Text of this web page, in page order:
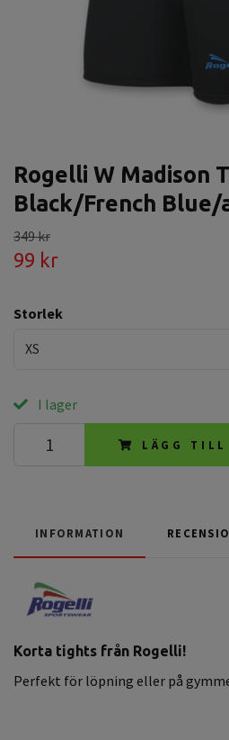
Rogelli W Madison
Black/French Blue/
349 kr
99 kr
Storlek
XS
I lager
LÄGG TILL
INFORMATION
Korta tights från Rogelli!
Perfekt för löpning eller på